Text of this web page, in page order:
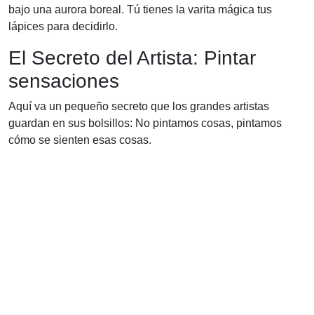
bajo una aurora boreal. Tú tienes la varita mágica tus
lápices para decidirlo.
El Secreto del Artista: Pintar
sensaciones
Aquí va un pequeño secreto que los grandes artistas
guardan en sus bolsillos: No pintamos cosas, pintamos
cómo se sienten esas cosas.